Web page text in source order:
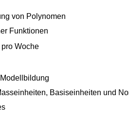
von Polynomen
Funktionen
Woche
Basiseinheiten und